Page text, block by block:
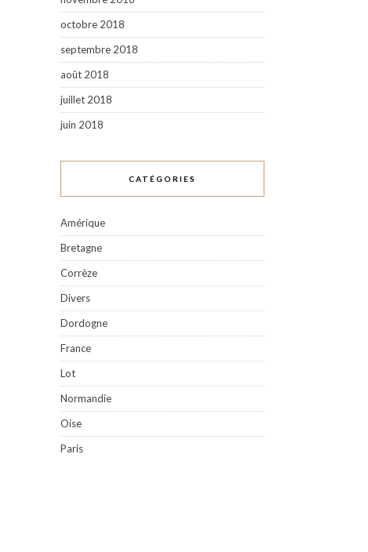
octobre 2018
septembre 2018
août 2018
juillet 2018
juin 2018
CATÉGORIES
Amérique
Bretagne
Corrèze
Divers
Dordogne
France
Lot
Normandie
Oise
Paris